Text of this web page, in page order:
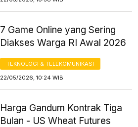
7 Game Online yang Sering
Diakses Warga RI Awal 2026
TEKNOLOGI & TELEKOMUNIKASI
22/05/2026, 10:24 WIB
Harga Gandum Kontrak Tiga
Bulan - US Wheat Futures